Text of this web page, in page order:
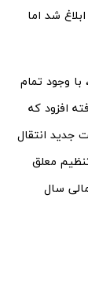
شورای رقابت ابلاغ شد اما
با وجود تمام
افزود که
جدید انتقال
معلق
سال